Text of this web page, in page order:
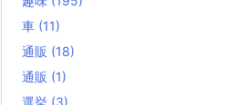
車 (11)
通販 (18)
通販 (1)
選挙 (3)